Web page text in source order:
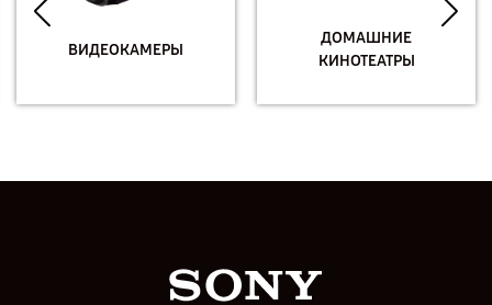
ВИДЕОКАМЕРЫ
ДОМАШНИЕ
КИНОТЕАТРЫ